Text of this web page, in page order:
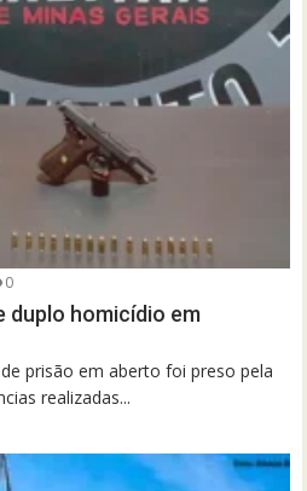
0
duplo homicídio em
prisão em aberto foi preso pela
realizadas...